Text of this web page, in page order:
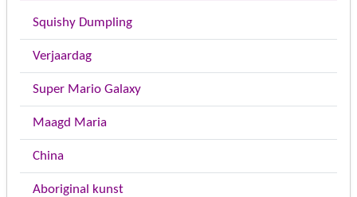
Squishy Dumpling
Verjaardag
Super Mario Galaxy
Maagd Maria
China
Aboriginal kunst